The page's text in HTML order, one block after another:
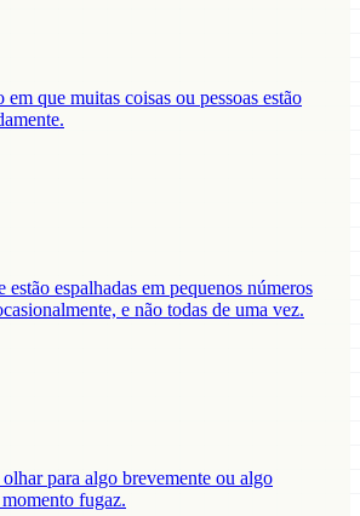
em que muitas coisas ou pessoas estão
estão espalhadas em pequenos números
e não todas de uma vez.
para algo brevemente ou algo
fugaz.